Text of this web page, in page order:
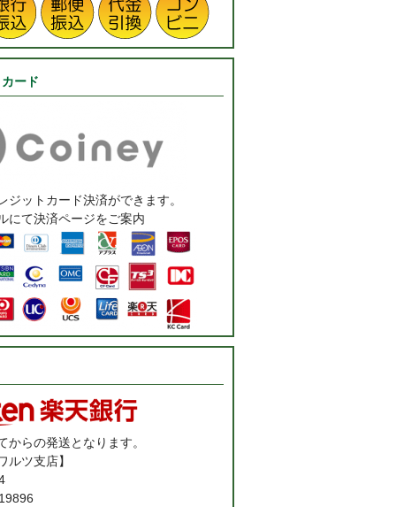
ード
ジットカード決済ができます。
にて決済ページをご案内
らの発送となります。
ツ支店】